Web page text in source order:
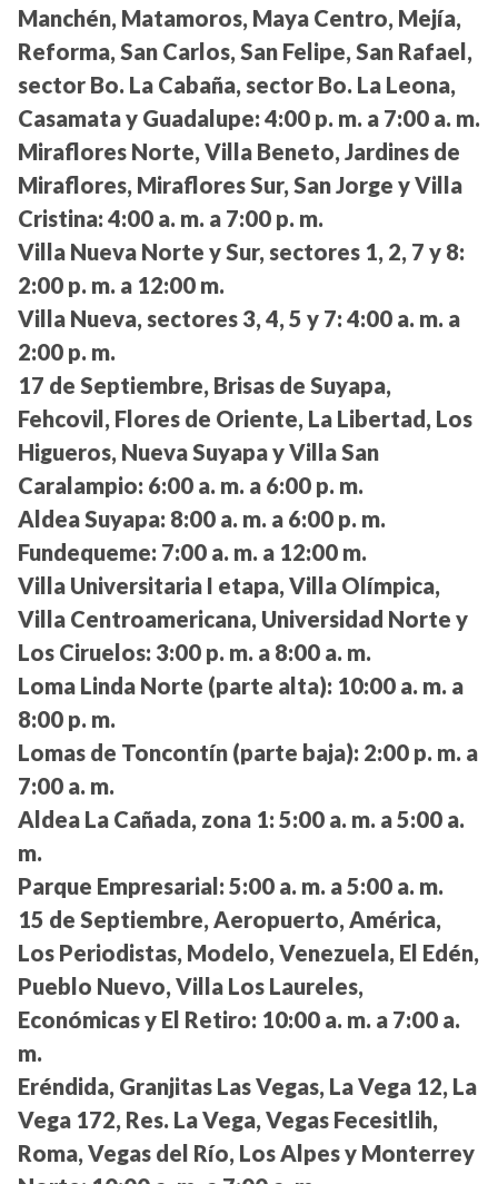
Manchén, Matamoros, Maya Centro, Mejía,
Reforma, San Carlos, San Felipe, San Rafael,
sector Bo. La Cabaña, sector Bo. La Leona,
Casamata y Guadalupe: 4:00 p. m. a 7:00 a. m.
Miraflores Norte, Villa Beneto, Jardines de
Miraflores, Miraflores Sur, San Jorge y Villa
Cristina: 4:00 a. m. a 7:00 p. m.
Villa Nueva Norte y Sur, sectores 1, 2, 7 y 8:
2:00 p. m. a 12:00 m.
Villa Nueva, sectores 3, 4, 5 y 7: 4:00 a. m. a
2:00 p. m.
17 de Septiembre, Brisas de Suyapa,
Fehcovil, Flores de Oriente, La Libertad, Los
Higueros, Nueva Suyapa y Villa San
Caralampio: 6:00 a. m. a 6:00 p. m.
Aldea Suyapa: 8:00 a. m. a 6:00 p. m.
Fundequeme: 7:00 a. m. a 12:00 m.
Villa Universitaria I etapa, Villa Olímpica,
Villa Centroamericana, Universidad Norte y
Los Ciruelos: 3:00 p. m. a 8:00 a. m.
Loma Linda Norte (parte alta): 10:00 a. m. a
8:00 p. m.
Lomas de Toncontín (parte baja): 2:00 p. m. a
7:00 a. m.
Aldea La Cañada, zona 1: 5:00 a. m. a 5:00 a.
m.
Parque Empresarial: 5:00 a. m. a 5:00 a. m.
15 de Septiembre, Aeropuerto, América,
Los Periodistas, Modelo, Venezuela, El Edén,
Pueblo Nuevo, Villa Los Laureles,
Económicas y El Retiro: 10:00 a. m. a 7:00 a.
m.
Eréndida, Granjitas Las Vegas, La Vega 12, La
Vega 172, Res. La Vega, Vegas Fecesitlih,
Roma, Vegas del Río, Los Alpes y Monterrey